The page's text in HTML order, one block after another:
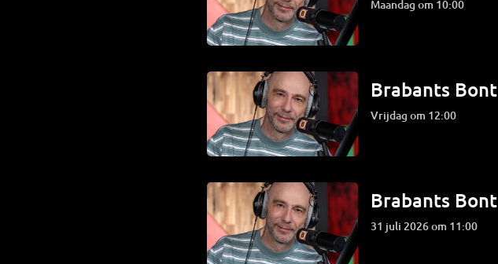
maandag om 10:00
Brabants Bont
vrijdag om 12:00
Brabants Bont
31 juli 2026 om 11:00